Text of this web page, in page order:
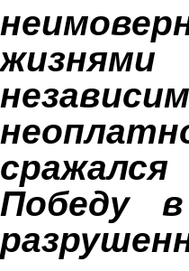
Победу